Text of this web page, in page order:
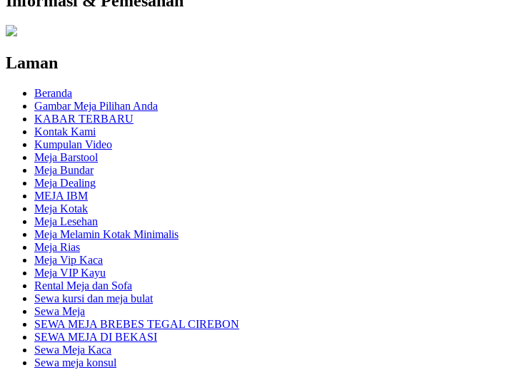
Laman
Beranda
Gambar Meja Pilihan Anda
KABAR TERBARU
Kontak Kami
Kumpulan Video
Meja Barstool
Meja Bundar
Meja Dealing
MEJA IBM
Meja Kotak
Meja Lesehan
Meja Melamin Kotak Minimalis
Meja Rias
Meja Vip Kaca
Meja VIP Kayu
Rental Meja dan Sofa
Sewa kursi dan meja bulat
Sewa Meja
SEWA MEJA BREBES TEGAL CIREBON
SEWA MEJA DI BEKASI
Sewa Meja Kaca
Sewa meja konsul